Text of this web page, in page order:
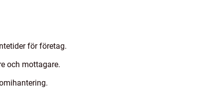
för företag.
och mottagare.